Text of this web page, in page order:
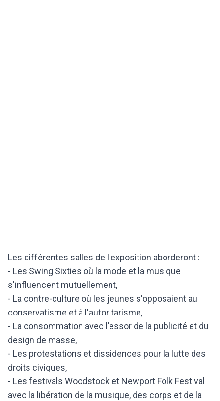
Les différentes salles de l'exposition aborderont :
- Les Swing Sixties où la mode et la musique
s'influencent mutuellement,
- La contre-culture où les jeunes s'opposaient au
conservatisme et à l'autoritarisme,
- La consommation avec l'essor de la publicité et du
design de masse,
- Les protestations et dissidences pour la lutte des
droits civiques,
- Les festivals Woodstock et Newport Folk Festival
avec la libération de la musique, des corps et de la